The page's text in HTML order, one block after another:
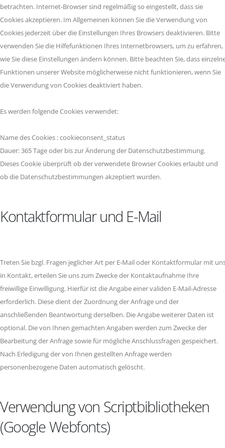
betrachten. Internet-Browser sind regelmäßig so eingestellt, dass sie
Cookies akzeptieren. Im Allgemeinen können Sie die Verwendung von
Cookies jederzeit über die Einstellungen Ihres Browsers deaktivieren. Bitte
verwenden Sie die Hilfefunktionen Ihres Internetbrowsers, um zu erfahren,
wie Sie diese Einstellungen ändern können. Bitte beachten Sie, dass
Funktionen unserer Website möglicherweise nicht funktionieren, wenn Sie
die Verwendung von Cookies deaktiviert haben.
Es werden folgende Cookies verwendet:
Name des Cookies : cookieconsent_status
Dauer: 365 Tage oder bis zur Änderung der Datenschutzbestimmung.
Dieses Cookie überprüft ob der verwendete Browser Cookies erlaubt und
ob die Datenschutzbestimmungen akzeptiert wurden.
Kontaktformular und E-Mail
Treten Sie bzgl. Fragen jeglicher Art per E-Mail oder Kontaktformular mit
in Kontakt, erteilen Sie uns zum Zwecke der Kontaktaufnahme Ihre
freiwillige Einwilligung. Hierfür ist die Angabe einer validen E-Mail-Adresse
erforderlich. Diese dient der Zuordnung der Anfrage und der
anschließenden Beantwortung derselben. Die Angabe weiterer Daten ist
optional. Die von Ihnen gemachten Angaben werden zum Zwecke der
Bearbeitung der Anfrage sowie für mögliche Anschlussfragen gespeichert.
Nach Erledigung der von Ihnen gestellten Anfrage werden
personenbezogene Daten automatisch gelöscht.
Verwendung von Scriptbibliotheken
(Google Webfonts)